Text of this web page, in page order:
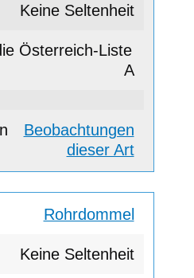
Keine Seltenheit
A
Beobachtungen
dieser Art
Rohrdommel
Keine Seltenheit